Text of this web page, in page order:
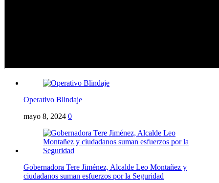
Operativo Blindaje
mayo 8, 2024 0
Gobernadora Tere Jiménez, Alcalde Leo Montañez y
ciudadanos suman esfuerzos por la Seguridad